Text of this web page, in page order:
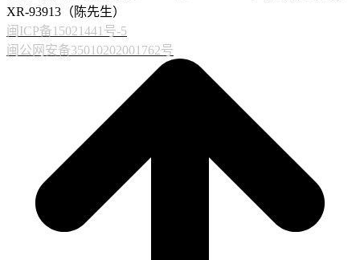
XR-93913（陈先生）
闽ICP备15021441号-5
闽公网安备35010202001762号